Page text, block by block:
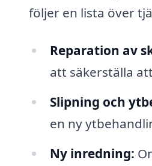
följer en lista över
Reparation av
att säkerställa
Slipning och
en ny
Ny inredning: